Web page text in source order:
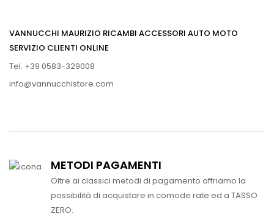
VANNUCCHI MAURIZIO RICAMBI ACCESSORI AUTO MOTO
SERVIZIO CLIENTI ONLINE
Tel. +39 0583-329008
info@vannucchistore.com
METODI PAGAMENTI
Oltre ai classici metodi di pagamento offriamo la
possibilità di acquistare in comode rate ed a TASSO
ZERO.